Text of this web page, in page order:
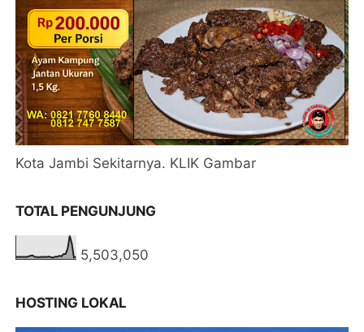
Kota Jambi Sekitarnya. KLIK Gambar
TOTAL PENGUNJUNG
5,503,050
HOSTING LOKAL